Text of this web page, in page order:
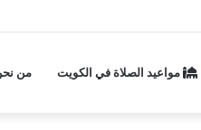
مواعيد الصلاة في الكويت من